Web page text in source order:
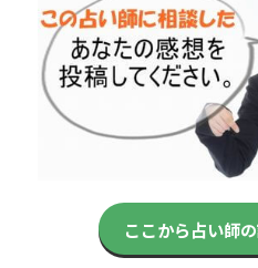
ここから占い師